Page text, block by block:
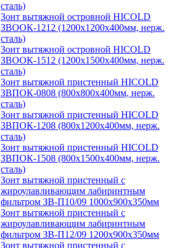
сталь)
Зонт вытяжной островной HICOLD
ЗВООК-1212 (1200x1200x400мм, нерж.
сталь)
Зонт вытяжной островной HICOLD
ЗВООК-1512 (1200х1500х400мм, нерж.
сталь)
Зонт вытяжной пристенный HICOLD
ЗВПОК-0808 (800х800х400мм, нерж.
сталь)
Зонт вытяжной пристенный HICOLD
ЗВПОК-1208 (800х1200х400мм, нерж.
сталь)
Зонт вытяжной пристенный HICOLD
ЗВПОК-1508 (800х1500х400мм, нерж.
сталь)
Зонт вытяжной пристенный с
жироулавливающим лабиринтным
фильтром ЗВ-П10/09 1000х900х350мм
Зонт вытяжной пристенный с
жироулавливающим лабиринтным
фильтром ЗВ-П12/09 1200х900х350мм
Зонт вытяжной пристенный с